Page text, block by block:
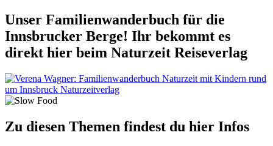
Unser Familienwanderbuch für die
Innsbrucker Berge! Ihr bekommt es
direkt hier beim Naturzeit Reiseverlag
Zu diesen Themen findest du hier Infos